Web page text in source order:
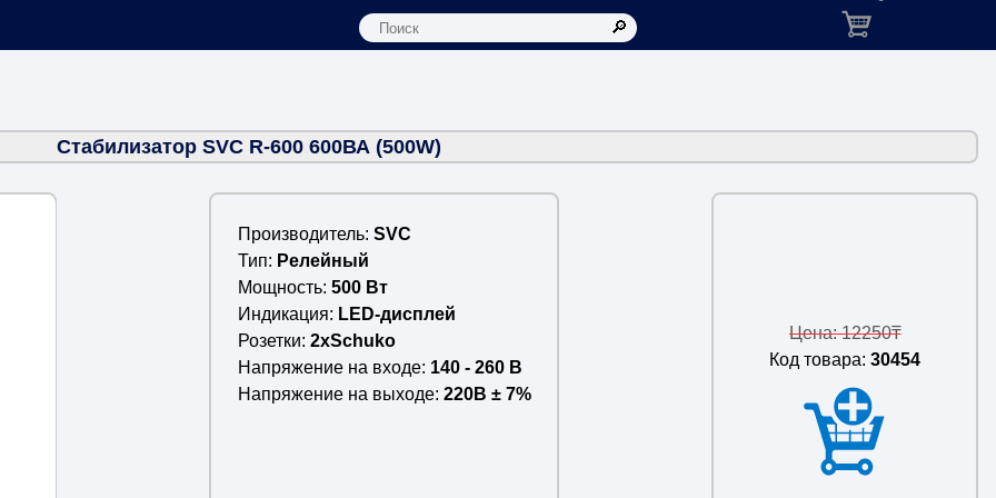
Корзина: товаров в
Стабилизатор SVC R-600 600ВА (500W)
Производитель SVC
Тип
Релейный
Мощность 500 Вт
Индикация
LED-дисплей
Розетки 2xSchuko
Напряжение на входе 140 - 260 В
Напряжение на выходе 220В ± 7%
Цена: 12250₸
Код товара: 30454